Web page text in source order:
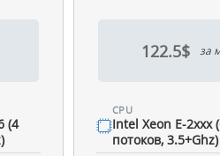
(4
122.5$ за
CPU
Intel Xeon E-2xxx
потоков, 3.5+Ghz)